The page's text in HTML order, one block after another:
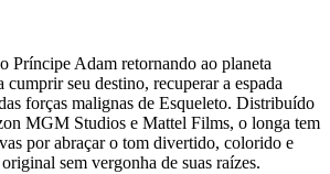
Príncipe Adam retornando ao planeta
cumprir seu destino, recuperar a espada
forças malignas de Esqueleto. Distribuído
MGM Studios e Mattel Films, o longa tem
por abraçar o tom divertido, colorido e
sem vergonha de suas raízes.